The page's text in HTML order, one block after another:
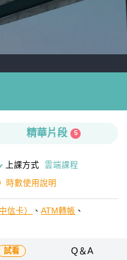
精華片段 5
上課方式
雲端課程
時數使用說明
信卡） 、ATM轉帳 、
試看 Q＆A